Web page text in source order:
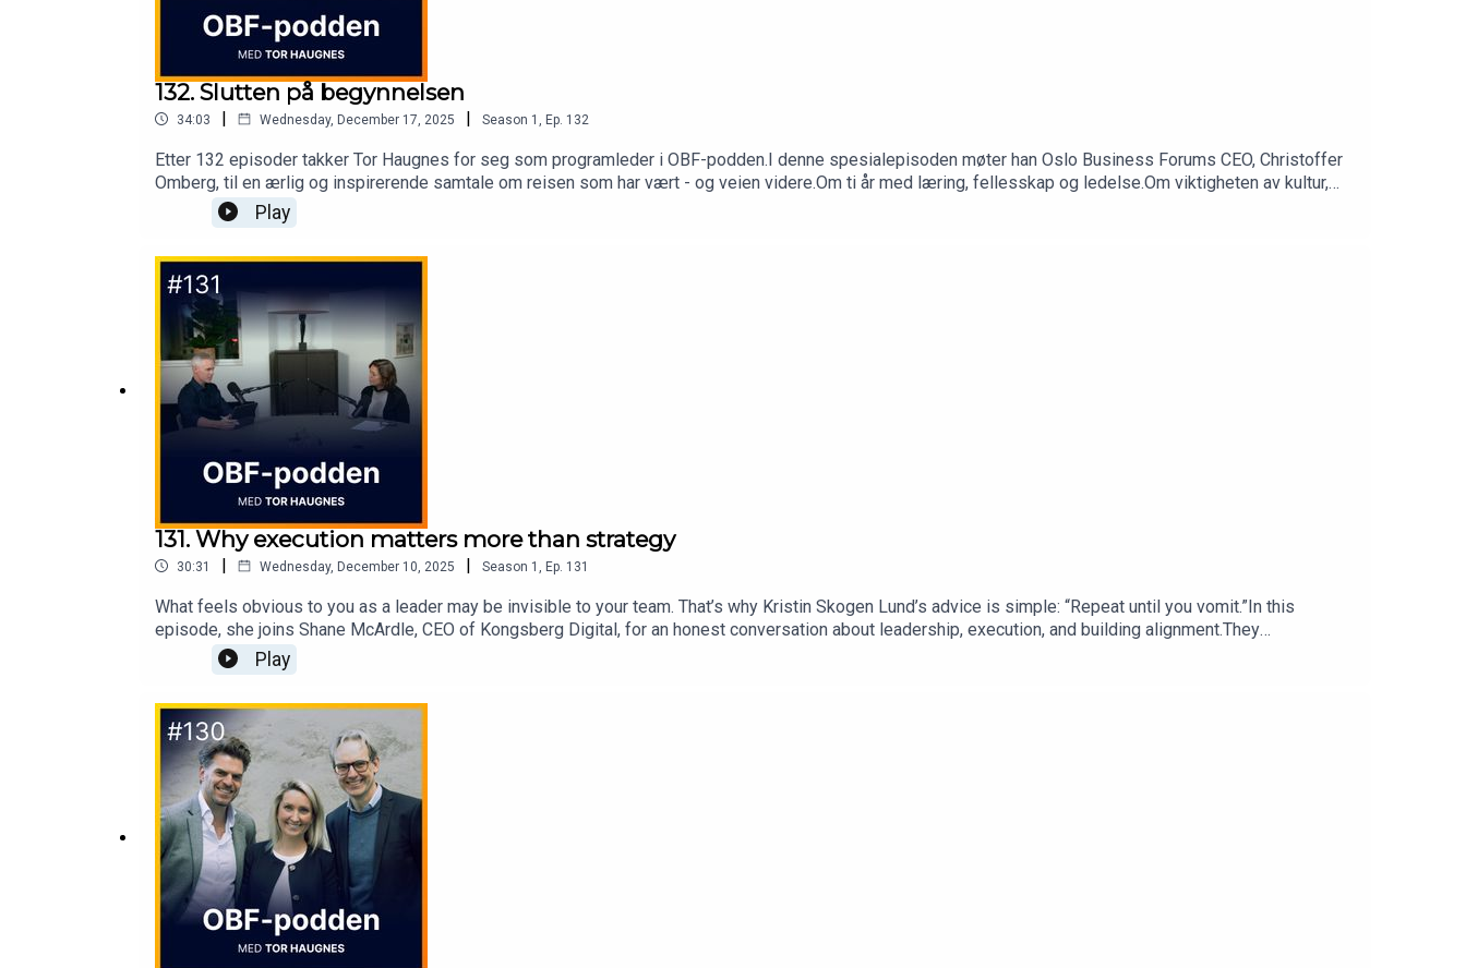
132. Slutten på begynnelsen
34:03 | Wednesday, December 17, 2025 | Season 1 Ep. 132
Etter 132 episoder takker Tor Haugnes for seg som programleder i OBF-podden.I denne spesialepisoden møter han Oslo Business Forums CEO, Christoffer
Omberg, til en ærlig og inspirerende samtale om reisen som har vært - og veien videre.Om ti år med læring, fellesskap og ledelse.Om viktigheten av kultur,
team og tempo.Og om hva det egentlig betyr å være klar for fremtiden.En verdig avslutning, og starten på noe nytt.
Play
131. Why execution matters more than strategy
30:31 | Wednesday, December 10, 2025 | Season 1 Ep. 131
What feels obvious to you as a leader may be invisible to your team. That’s why Kristin Skogen Lund’s advice is simple: “Repeat until you vomit.”In this
episode, she joins Shane McArdle, CEO of Kongsberg Digital, for an honest conversation about leadership, execution, and building alignment.They
discuss:Her personal success formula: 5-15-80Why execution matters more than strategyThe underestimated role of boardsAnd what leaders often forget
when leading high-performing teamsListen in and get reminded of the leadership lessons that actually work.
Play